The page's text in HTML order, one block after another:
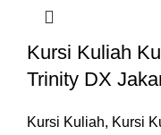
Kursi Kuliah
Trinity DX
Kursi Kuliah, Kursi